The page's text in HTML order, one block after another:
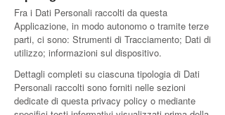
Fra i Dati Personali raccolti da questa
Applicazione, in modo autonomo o tramite terze
parti, ci sono: Strumenti di Tracciamento; Dati di
utilizzo; informazioni sul dispositivo.
Dettagli completi su ciascuna tipologia di Dati
Personali raccolti sono forniti nelle sezioni
dedicate di questa privacy policy o mediante